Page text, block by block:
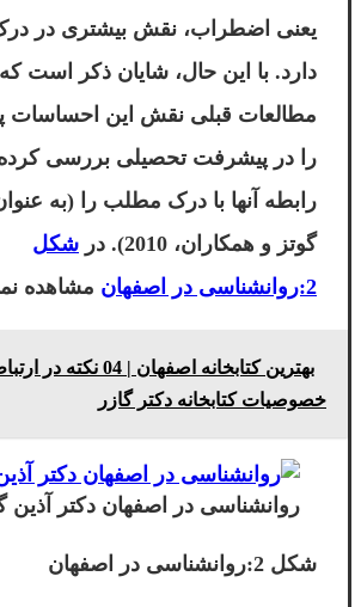
یعنی اضطراب، نقش بیشتری در
دارد. با این حال، شایان ذکر است که
مطالعات قبلی نقش این احساسات
را در پیشرفت تحصیلی بررسی
رابطه آنها با درک مطلب را (به
گوتز و همکاران، 2010). در
شکل
2:روانشناسی در اصفهان
مشاهده
بهترین کتابخانه اصفهان | 04 نکته
خصوصیات کتابخانه دکتر گازر
روانشناسی در اصفهان دکتر آذین
شکل 2:روانشناسی در اصفهان